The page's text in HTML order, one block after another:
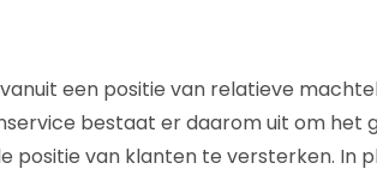
een positie van relatieve
bestaat er daarom uit om het
positie van klanten te versterken. In